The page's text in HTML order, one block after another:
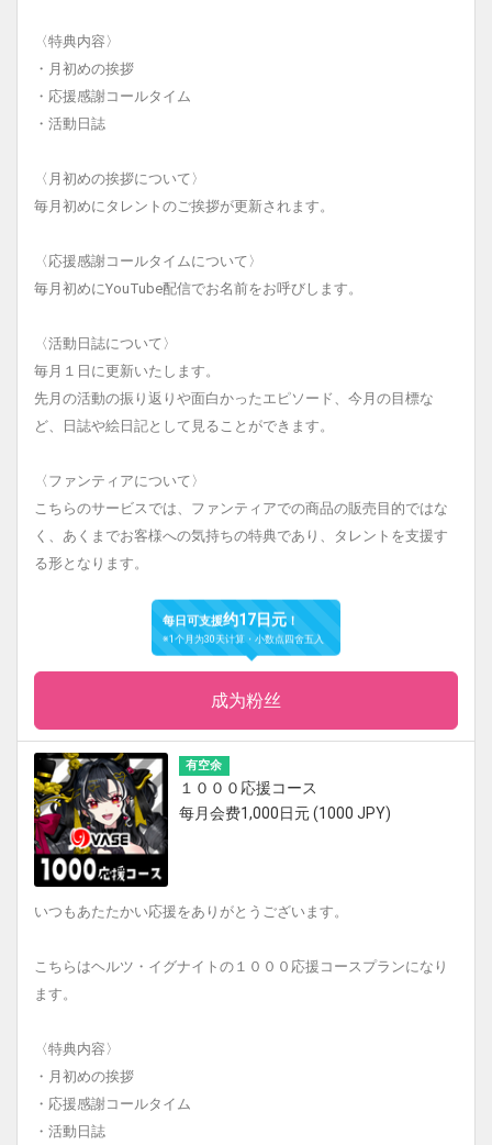
〈特典内容〉
・月初めの挨拶
・応援感謝コールタイム
・活動日誌
〈月初めの挨拶について〉
毎月初めにタレントのご挨拶が更新されます。
〈応援感謝コールタイムについて〉
毎月初めにYouTube配信でお名前をお呼びします。
〈活動日誌について〉
毎月１日に更新いたします。
先月の活動の振り返りや面白かったエピソード、今月の目標な
ど、日誌や絵日記として見ることができます。
〈ファンティアについて〉
こちらのサービスでは、ファンティアでの商品の販売目的ではな
く、あくまでお客様への気持ちの特典であり、タレントを支援す
る形となります。
每日可支援约17日元！
※1个月为30天计算・小数点四舍五入
成为粉丝
有空余
１０００応援コース
每月会费1,000日元 (1000 JPY)
いつもあたたかい応援をありがとうございます。
こちらはヘルツ・イグナイトの１０００応援コースプランになり
ます。
〈特典内容〉
・月初めの挨拶
・応援感謝コールタイム
・活動日誌